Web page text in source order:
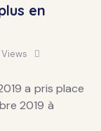
en
Views
a pris place
2019 à